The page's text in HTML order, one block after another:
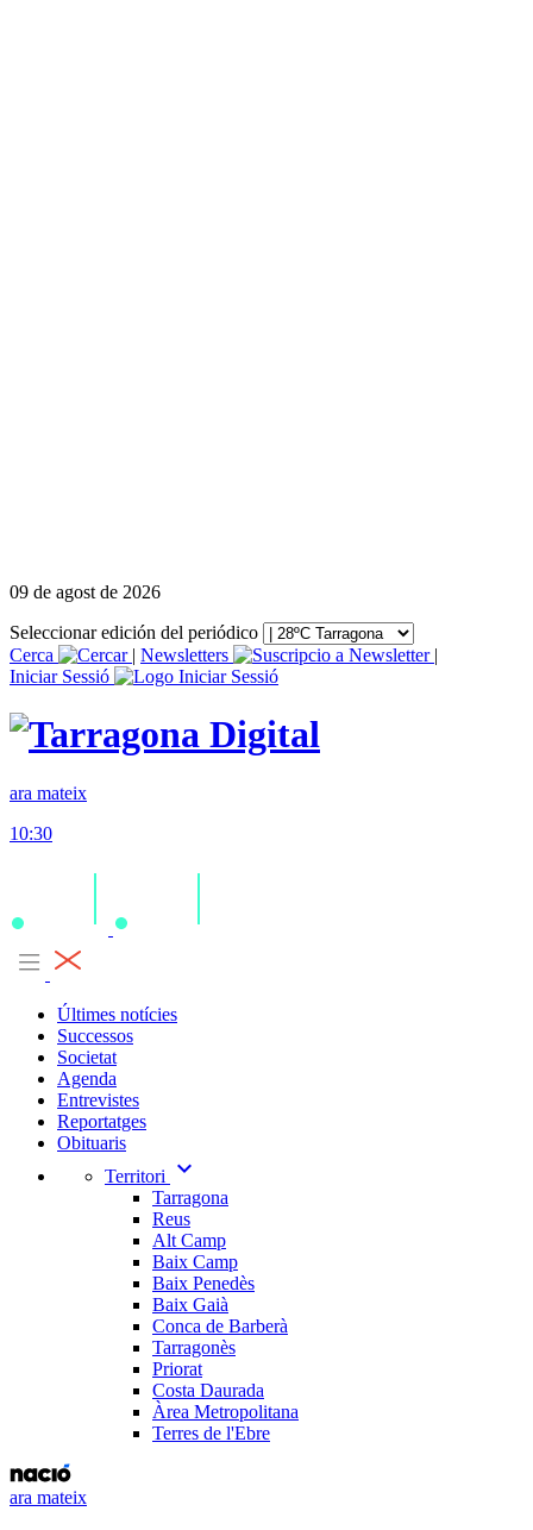
09 de agost de 2026
Seleccionar edición del periódico
Cerca
| Newsletters
|
Iniciar Sessió
ara mateix
10:30
Últimes notícies
Successos
Societat
Agenda
Entrevistes
Reportatges
Obituaris
Territori
expand_more
Tarragona
Reus
Alt Camp
Baix Camp
Baix Penedès
Baix Gaià
Conca de Barberà
Tarragonès
Priorat
Costa Daurada
Àrea Metropolitana
Terres de l'Ebre
ara mateix